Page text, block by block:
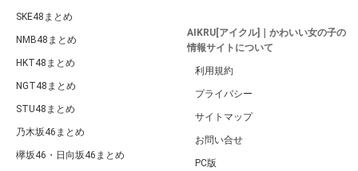
SKE48まとめ
NMB48まとめ
HKT48まとめ
NGT48まとめ
STU48まとめ
乃木坂46まとめ
欅坂46・日向坂46まとめ
AIKRU[アイクル]｜かわいい女の子の
情報サイトについて
利用規約
プライバシー
サイトマップ
お問い合せ
PC版